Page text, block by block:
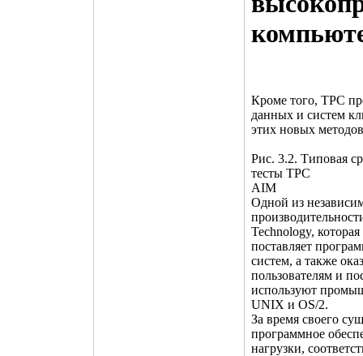
Кроме того, TPC
данных и систем
этих новых
Рис. 3.2. Типовая
тесты TPC
AIM
Одной из
Technology,
поставляет
систем, а также
пользователям и
используют
UNIX и OS/2.
За время своего
программное
нагрузки,